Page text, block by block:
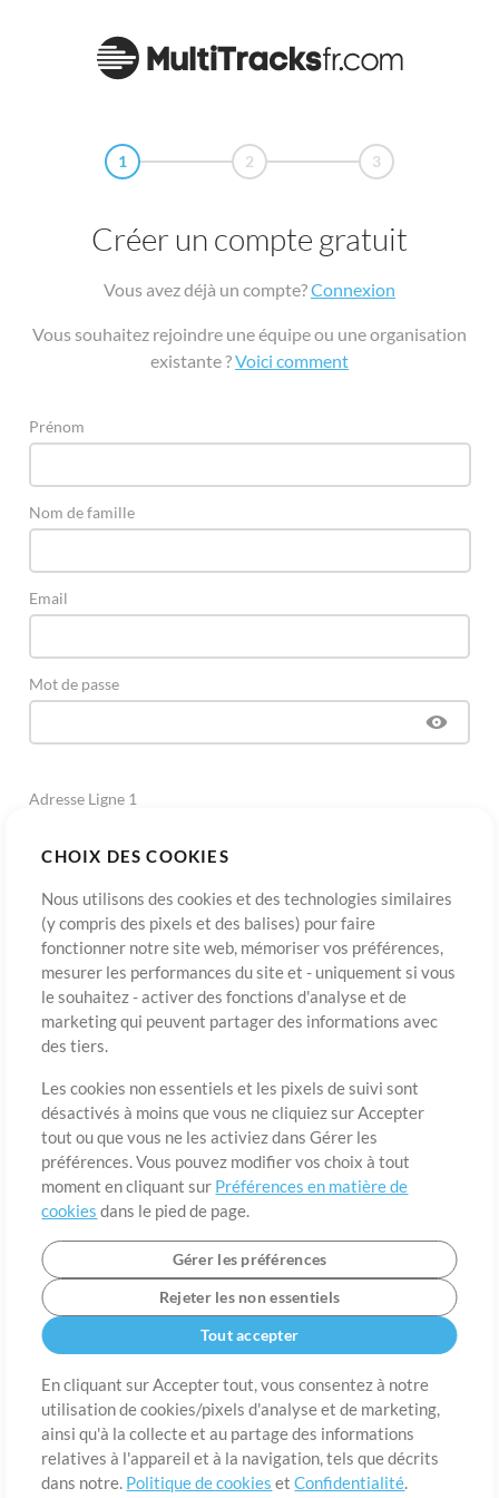
CHOIX DES COOKIES
Nous utilisons des cookies et des technologies similaires
(y compris des pixels et des balises) pour faire
fonctionner notre site web, mémoriser vos préférences,
mesurer les performances du site et - uniquement si vous
le souhaitez - activer des fonctions d'analyse et de
marketing qui peuvent partager des informations avec
des tiers.
Les cookies non essentiels et les pixels de suivi sont
désactivés à moins que vous ne cliquiez sur Accepter
tout ou que vous ne les activiez dans Gérer les
préférences. Vous pouvez modifier vos choix à tout
moment en cliquant sur Préférences en matière de
cookies dans le pied de page.
Gérer les préférences
Rejeter les non essentiels
Tout accepter
En cliquant sur Accepter tout, vous consentez à notre
utilisation de cookies/pixels d'analyse et de marketing,
ainsi qu'à la collecte et au partage des informations
relatives à l'appareil et à la navigation, tels que décrits
dans notre. Politique de cookies etConfidentialité.
1 2 3
Créer un compte gratuit
Vous avez déjà un compte?Connexion
Vous souhaitez rejoindre une équipe ou une organisation
existante ?Voici comment
Prénom
Nom de famille
Email
Mot de passe
Adresse Ligne 1
Ville
Pays
Étât Langue
A propos de Conditions d’utilisation Confidentialité
Préférences en
matière de cookies
Contact
©2006-2026 par MultiTracks LLC. Tous droits réservés.